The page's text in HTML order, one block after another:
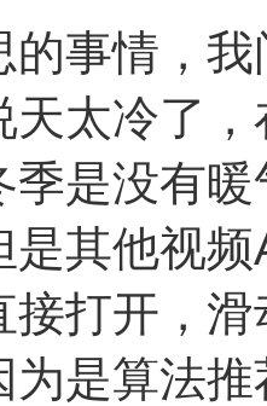
的事情，
天太冷了
季是没有
是其他视
接打开，
为是算法